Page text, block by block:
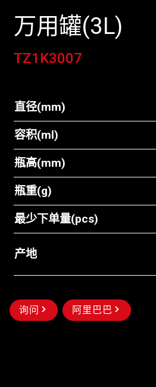
万用罐(3L)
TZ1K3007
直径(mm)
容积(ml)
瓶高(mm)
瓶重(g)
最少下单量(pcs)
产地
询问 阿里巴巴